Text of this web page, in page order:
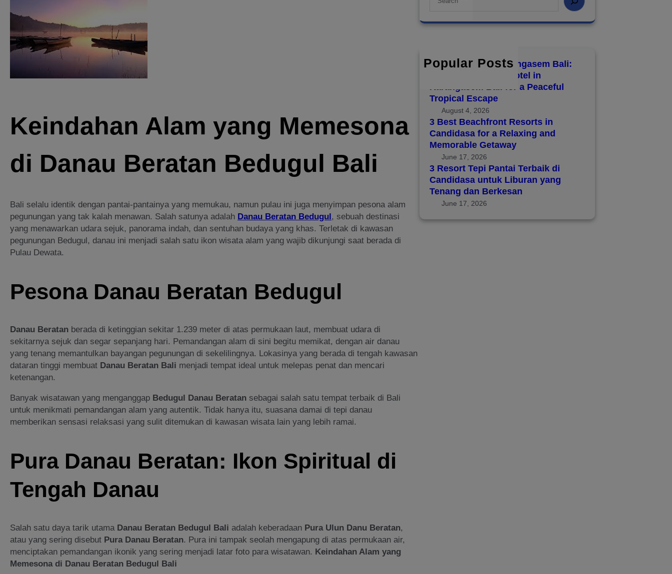
Keindahan Alam yang Memesona
di Danau Beratan Bedugul Bali
Bali selalu identik dengan pantai-pantainya yang memukau, namun pulau ini juga menyimpan pesona alam
pegunungan yang tak kalah menawan. Salah satunya adalah Danau Beratan Bedugul , sebuah destinasi
yang menawarkan udara sejuk, panorama indah, dan sentuhan budaya yang khas. Terletak di kawasan
pegunungan Bedugul, danau ini menjadi salah satu ikon wisata alam yang wajib dikunjungi saat berada di
Pulau Dewata.
Pesona Danau Beratan Bedugul
Danau Beratan berada di ketinggian sekitar 1.239 meter di atas permukaan laut, membuat udara di
sekitarnya sejuk dan segar sepanjang hari. Pemandangan alam di sini begitu memikat, dengan air danau
yang tenang memantulkan bayangan pegunungan di sekelilingnya. Lokasinya yang berada di tengah kawasan
dataran tinggi membuat Danau Beratan Bali menjadi tempat ideal untuk melepas penat dan mencari
ketenangan.
Banyak wisatawan yang menganggap Bedugul Danau Beratan sebagai salah satu tempat terbaik di Bali
untuk menikmati pemandangan alam yang autentik. Tidak hanya itu, suasana damai di tepi danau
memberikan sensasi relaksasi yang sulit ditemukan di kawasan wisata lain yang lebih ramai.
Pura Danau Beratan: Ikon Spiritual di
Tengah Danau
Salah satu daya tarik utama Danau Beratan Bedugul Bali adalah keberadaan Pura Ulun Danu Beratan,
atau yang sering disebut Pura Danau Beratan. Pura ini tampak seolah mengapung di atas permukaan air,
menciptakan pemandangan ikonik yang sering menjadi latar foto para wisatawan. Keindahan Alam yang
Memesona di Danau Beratan Bedugul Bali
a
Popular Posts
Top 8 Hotels in Karangasem Bali:
Discover the Best Hotel in
Karangasem Bali for a Peaceful
Tropical Escape
August 4, 2026
3 Best Beachfront Resorts in
Candidasa for a Relaxing and
Memorable Getaway
June 17, 2026
3 Resort Tepi Pantai Terbaik di
Candidasa untuk Liburan yang
Tenang dan Berkesan
June 17, 2026